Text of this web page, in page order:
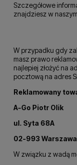
Szczegółowe
znajdziesz w
W przypadku gdy
masz prawo
najlepiej złożyć na
pocztową na adres
Reklamowany
A-Go Piotr Olik
ul. Syta 68A
02-993 Warszawa
W związku z wadą